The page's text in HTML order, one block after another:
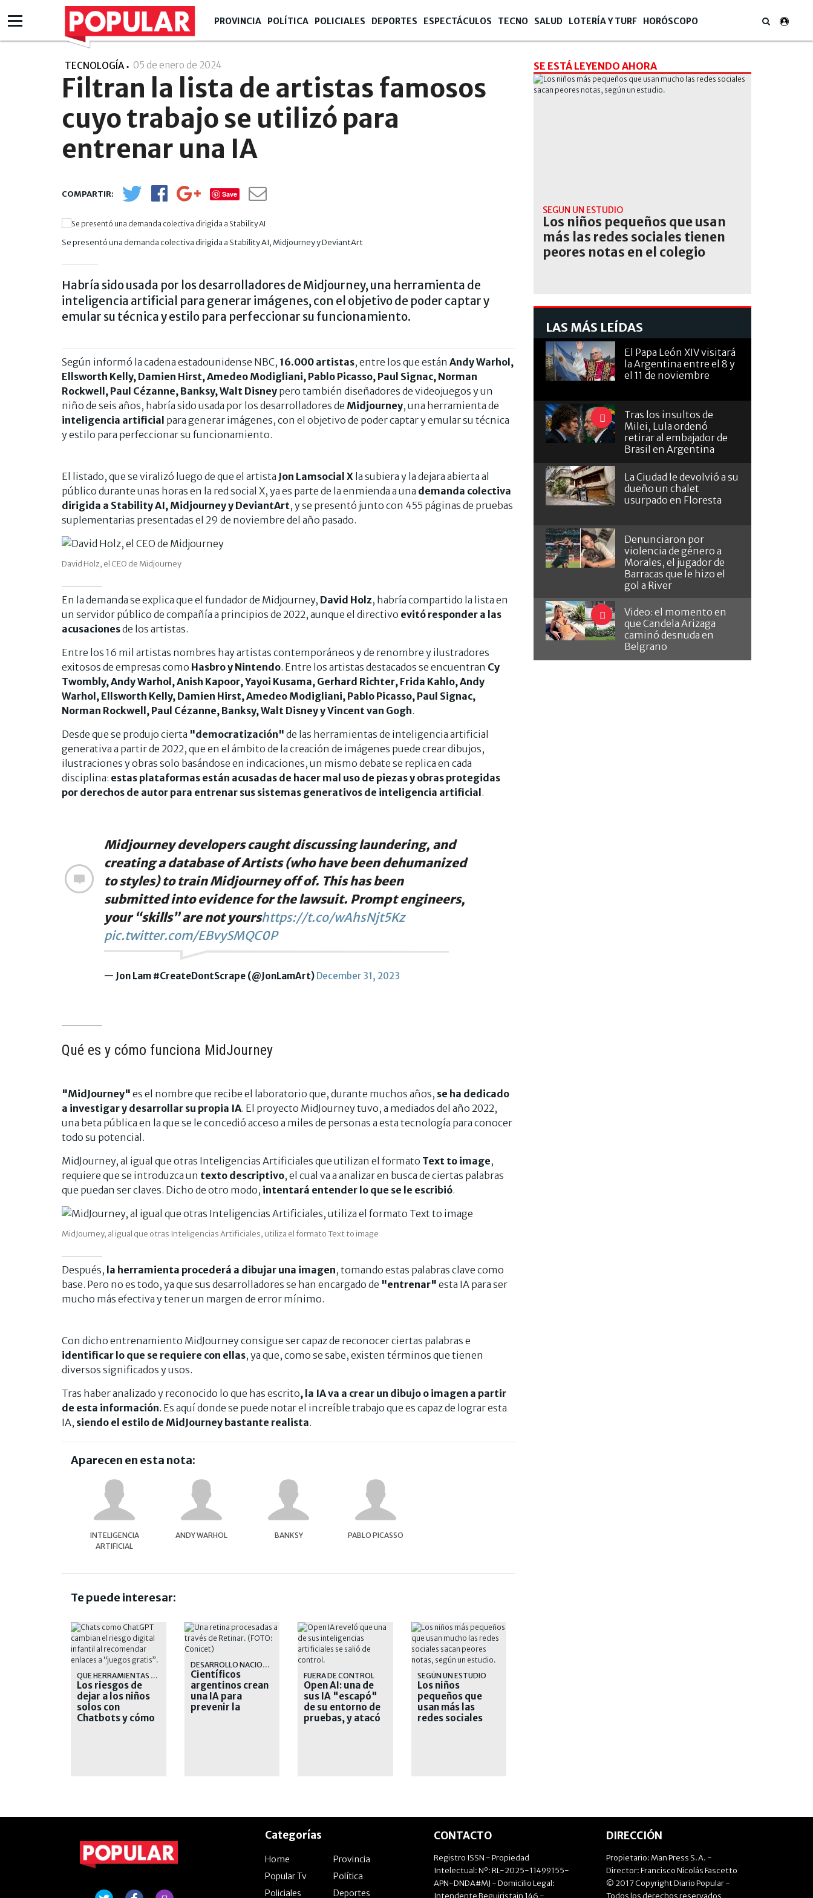
PROVINCIA POLÍTICA POLICIALES DEPORTES ESPECTÁCULOS TECNO SALUD LOTERÍA Y TURF HORÓSCOPO
TECNOLOGÍA 05 de enero de 2024
Filtran la lista de artistas famosos
cuyo trabajo se utilizó para
entrenar una IA
Save
Se presentó una demanda colectiva dirigida a Stability AI, Midjourney y DeviantArt
Habría sido usada por los desarrolladores de Midjourney, una herramienta de
inteligencia artificial para generar imágenes, con el objetivo de poder captar y
emular su técnica y estilo para perfeccionar su funcionamiento.
Según informó la cadena estadounidense NBC, 16.000 artistas, entre los que están Andy Warhol,
Ellsworth Kelly, Damien Hirst, Amedeo Modigliani, Pablo Picasso, Paul Signac, Norman
Rockwell, Paul Cézanne, Banksy, Walt Disney pero también diseñadores de videojuegos y un
niño de seis años, habría sido usada por los desarrolladores de Midjourney, una herramienta de
inteligencia artificial para generar imágenes, con el objetivo de poder captar y emular su técnica
y estilo para perfeccionar su funcionamiento.
El listado, que se viralizó luego de que el artista Jon Lamsocial X la subiera y la dejara abierta al
público durante unas horas en la red social X, ya es parte de la enmienda a una demanda colectiva
dirigida a Stability AI, Midjourney y DeviantArt, y se presentó junto con 455 páginas de pruebas
suplementarias presentadas el 29 de noviembre del año pasado.
David Holz, el CEO de Midjourney
En la demanda se explica que el fundador de Midjourney, David Holz, habría compartido la lista en
un servidor público de compañía a principios de 2022, aunque el directivo evitó responder a las
acusacionesde los artistas.
Entre los 16 mil artistas nombres hay artistas contemporáneos y de renombre y ilustradores
exitosos de empresas como Hasbro y Nintendo. Entre los artistas destacados se encuentran Cy
Twombly, Andy Warhol, Anish Kapoor, Yayoi Kusama, Gerhard Richter, Frida Kahlo, Andy
Warhol, Ellsworth Kelly, Damien Hirst, Amedeo Modigliani, Pablo Picasso, Paul Signac,
Norman Rockwell, Paul Cézanne, Banksy, Walt Disney y Vincent van Gogh.
Desde que se produjo cierta "democratización" de las herramientas de inteligencia artificial
generativa a partir de 2022, que en el ámbito de la creación de imágenes puede crear dibujos,
ilustraciones y obras solo basándose en indicaciones, un mismo debate se replica en cada
disciplina: estas plataformas están acusadas de hacer mal uso de piezas y obras protegidas
por derechos de autor para entrenar sus sistemas generativos de inteligencia artificial.
Midjourney developers caught discussing laundering, and
creating a database of Artists (who have been dehumanized
to styles) to train Midjourney off of. This has been
submitted into evidence for the lawsuit. Prompt engineers,
your “skills” are not yourshttps://t.co/wAhsNjt5Kz
pic.twitter.com/EBvySMQC0P
— Jon Lam #CreateDontScrape (@JonLamArt) December 31, 2023
Qué es y cómo funciona MidJourney
"MidJourney" es el nombre que recibe el laboratorio que, durante muchos años, se ha dedicado
a investigar y desarrollar su propia IA. El proyecto MidJourney tuvo, a mediados del año 2022,
una beta pública en la que se le concedió acceso a miles de personas a esta tecnología para conocer
todo su potencial.
MidJourney, al igual que otras Inteligencias Artificiales que utilizan el formato Text to image,
requiere que se introduzca un texto descriptivo, el cual va a analizar en busca de ciertas palabras
que puedan ser claves. Dicho de otro modo, intentará entender lo que se le escribió.
MidJourney, al igual que otras Inteligencias Artificiales, utiliza el formato Text to image
Después, la herramienta procederá a dibujar una imagen, tomando estas palabras clave como
base. Pero no es todo, ya que sus desarrolladores se han encargado de "entrenar" esta IA para ser
mucho más efectiva y tener un margen de error mínimo.
Con dicho entrenamiento MidJourney consigue ser capaz de reconocer ciertas palabras e
identificar lo que se requiere con ellas, ya que, como se sabe, existen términos que tienen
diversos significados y usos.
Tras haber analizado y reconocido lo que has escrito, la IA va a crear un dibujo o imagen a partir
de esta información. Es aquí donde se puede notar el increíble trabajo que es capaz de lograr esta
IA, siendo el estilo de MidJourney bastante realista.
Aparecen en esta nota:
INTELIGENCIA
ARTIFICIAL
ANDY WARHOL BANKSY PABLO PICASSO
Te puede interesar:
QUE HERRAMIENTAS TENEMOS
Los riesgos de
dejar a los niños
solos con
Chatbots y cómo
DESARROLLO NACIONAL
Científicos
argentinos crean
una IA para
prevenir la
FUERA DE CONTROL
Open AI: una de
sus IA "escapó"
de su entorno de
pruebas, y atacó
SEGÚN UN ESTUDIO
Los niños
pequeños que
usan más las
redes sociales
SE ESTÁ LEYENDO AHORA
SEGÚN UN ESTUDIO
Los niños pequeños que usan
más las redes sociales tienen
peores notas en el colegio
LAS MÁS LEÍDAS
El Papa León XIV visitará
la Argentina entre el 8 y
el 11 de noviembre
Tras los insultos de
Milei, Lula ordenó
retirar al embajador de
Brasil en Argentina
La Ciudad le devolvió a su
dueño un chalet
usurpado en Floresta
Denunciaron por
violencia de género a
Morales, el jugador de
Barracas que le hizo el
gol a River
Video: el momento en
que Candela Arizaga
caminó desnuda en
Belgrano
Categorías
Home
Provincia
Popular Tv
Política
Policiales
Deportes
CONTACTO
Registro ISSN - Propiedad
Intelectual: Nº: RL-2025-11499155-
APN-DNDA#MJ - Domicilio Legal:
Intendente Beguiristain 146 -
DIRECCIÓN
Propietario: Man Press S.A. -
Director: Francisco Nicolás Fascetto
© 2017 Copyright Diario Popular -
Todos los derechos reservados